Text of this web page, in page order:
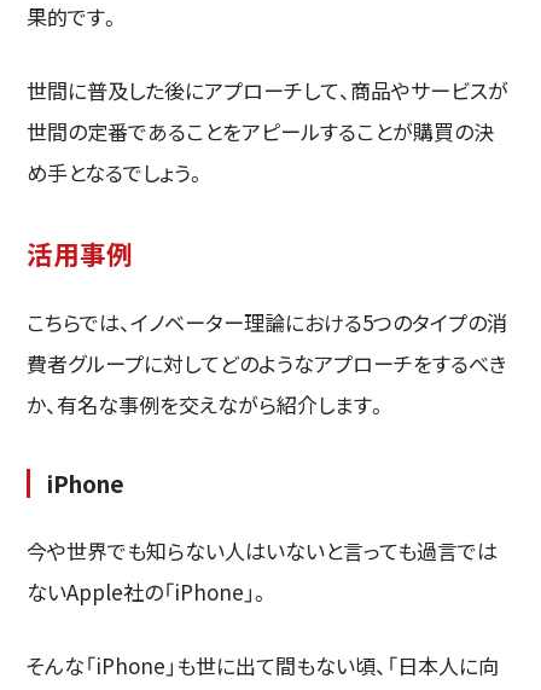
果的です。
世間に普及した後にアプローチして、商品やサービスが
世間の定番であることをアピールすることが購買の決
め手となるでしょう。
活用事例
こちらでは、イノベーター理論における5つのタイプの消
費者グループに対してどのようなアプローチをするべき
か、有名な事例を交えながら紹介します。
iPhone
今や世界でも知らない人はいないと言っても過言では
ないApple社の「iPhone」。
そんな「iPhone」も世に出て間もない頃、「日本人に向